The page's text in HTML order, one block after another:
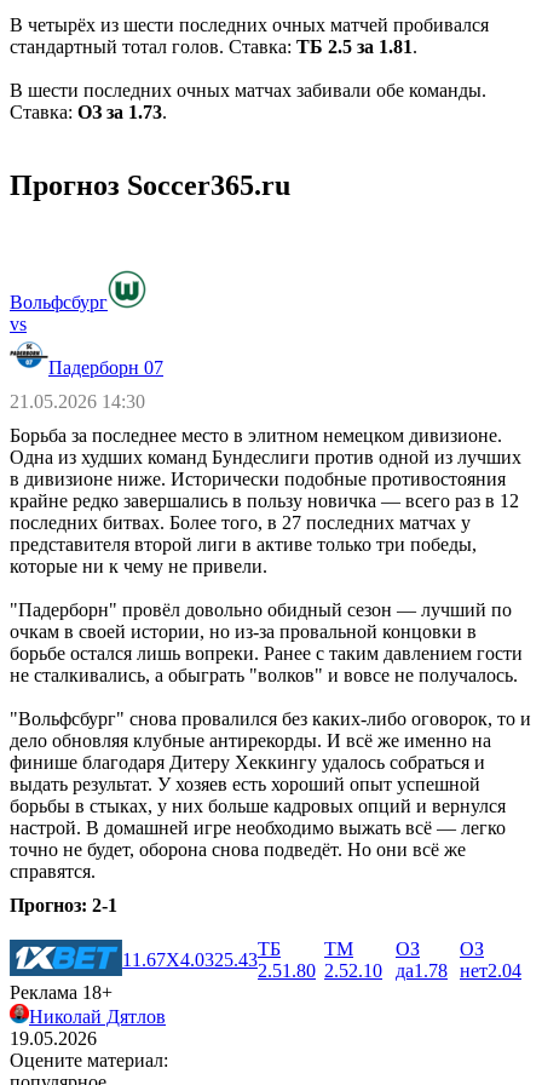
В четырёх из шести последних очных матчей пробивался
стандартный тотал голов. Ставка: ТБ 2.5 за 1.81.
В шести последних очных матчах забивали обе команды.
Ставка: ОЗ за 1.73.
Прогноз Soccer365.ru
Вольфсбург
vs
Падерборн 07
21.05.2026 14:30
Борьба за последнее место в элитном немецком дивизионе.
Одна из худших команд Бундеслиги против одной из лучших
в дивизионе ниже. Исторически подобные противостояния
крайне редко завершались в пользу новичка ― всего раз в 12
последних битвах. Более того, в 27 последних матчах у
представителя второй лиги в активе только три победы,
которые ни к чему не привели.
"Падерборн" провёл довольно обидный сезон ― лучший по
очкам в своей истории, но из-за провальной концовки в
борьбе остался лишь вопреки. Ранее с таким давлением гости
не сталкивались, а обыграть "волков" и вовсе не получалось.
"Вольфсбург" снова провалился без каких-либо оговорок, то и
дело обновляя клубные антирекорды. И всё же именно на
финише благодаря Дитеру Хеккингу удалось собраться и
выдать результат. У хозяев есть хороший опыт успешной
борьбы в стыках, у них больше кадровых опций и вернулся
настрой. В домашней игре необходимо выжать всё ― легко
точно не будет, оборона снова подведёт. Но они всё же
справятся.
Прогноз: 2-1
1 1.67X4.0325.43
ТБ
2.51.80
ТМ
2.52.10
ОЗ
да1.78
ОЗ
нет2.04
Реклама 18+
Николай Дятлов
19.05.2026
Оцените материал: